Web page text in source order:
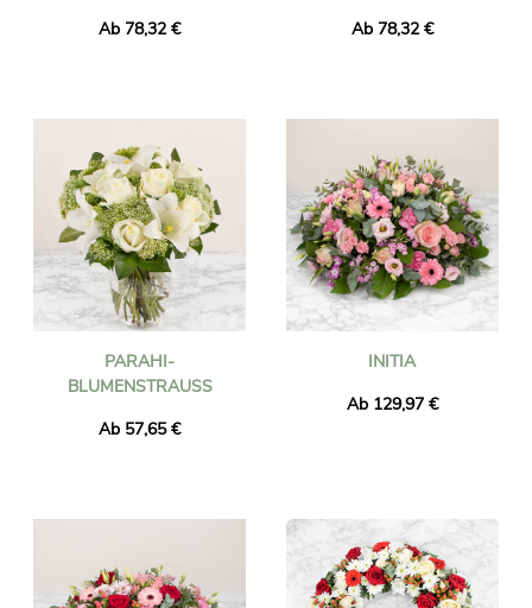
Ab 78,32 €
Ab 78,32 €
PARAHI-
BLUMENSTRAUSS
Ab 57,65 €
INITIA
Ab 129,97 €